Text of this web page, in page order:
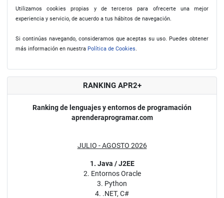
Utilizamos cookies propias y de terceros para ofrecerte una mejor
experiencia y servicio, de acuerdo a tus hábitos de navegación.
Si continúas navegando, consideramos que aceptas su uso. Puedes obtener
más información en nuestra Política de Cookies.
RANKING APR2+
Ranking de lenguajes y entornos de programación
aprenderaprogramar.com
JULIO - AGOSTO 2026
1. Java / J2EE
2. Entornos Oracle
3. Python
4. .NET, C#